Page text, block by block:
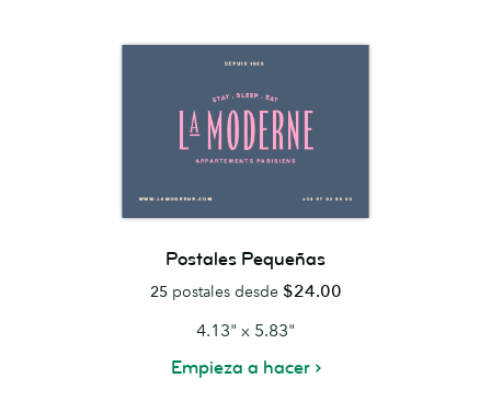
Postales Pequeñas
25postales desde $24.00
4.13" x 5.83"
Empieza a hacer